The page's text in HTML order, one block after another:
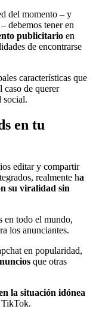
del momento – y
debemos tener en
publicitario en
de encontrarse
características que
caso de querer
social.
en tu
editar y compartir
realmente ha
su viralidad sin
en todo el mundo,
los anunciantes.
en popularidad,
que otras
la situación idónea
TikTok.